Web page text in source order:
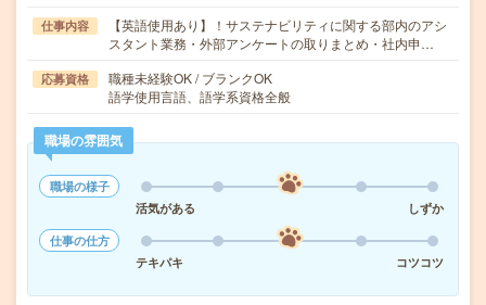
仕事内容
【英語使用あり】！サステナビリティに関する部内のアシ
スタント業務・外部アンケートの取りまとめ・社内申…
応募資格
職種未経験OK / ブランクOK
語学使用言語、語学系資格全般
職場の雰囲気
職場の様子
活気がある
しずか
仕事の仕方
テキパキ
コツコツ